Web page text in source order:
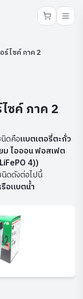
ร์ไซค์ ภาค 2
ซค์ ภาค 2
ดคือแบตเตอรี่ตะกั่ว
ม ไอออน ฟอสเฟต
4))
ดดังต่อไปนี้
อแบตน้ำ